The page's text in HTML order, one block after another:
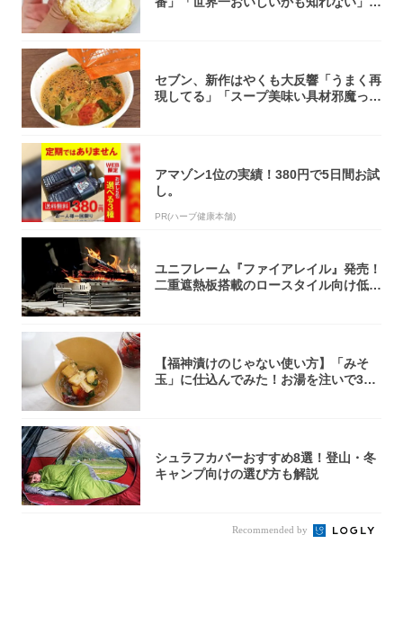
セブン、新作はやくも大反響「うまく再
現してる」「スープ美味い具材邪魔って
アマゾン1位の実績！380円で5日間お試
し。
PR(ハーブ健康本舗)
ユニフレーム『ファイアレイル』発売！
二重遮熱板搭載のロースタイル向け低型
【福神漬けのじゃない使い方】「みそ
玉」に仕込んでみた！お湯を注いで30
シュラフカバーおすすめ8選！登山・冬
キャンプ向けの選び方も解説
Recommended by